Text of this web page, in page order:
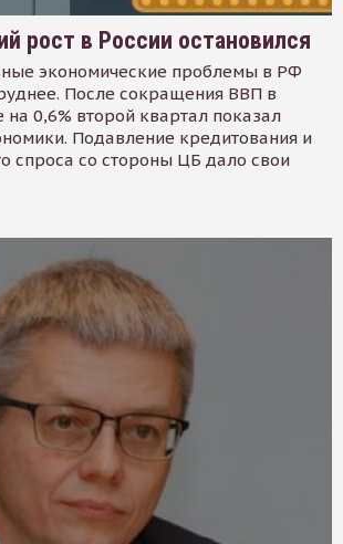
рост в России остановился
экономические проблемы в РФ
После сокращения ВВП в
0,6% второй квартал показал
Подавление кредитования и
спроса со стороны ЦБ дало свои